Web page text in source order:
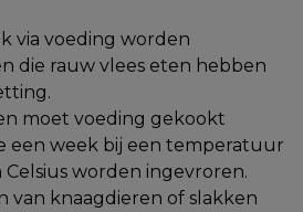
via voeding worden
die rauw vlees eten hebben
moet voeding gekookt
een week bij een temperatuur
Celsius worden ingevroren.
van knaagdieren of slakken